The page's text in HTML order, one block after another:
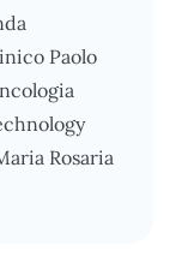
Paolo
Rosaria